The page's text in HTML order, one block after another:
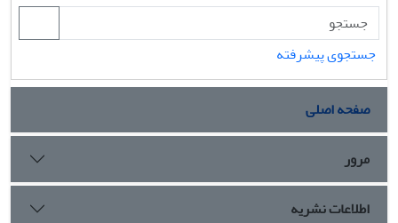
جستجوی پیشرفته
صفحه اصلی
مرور
اطلاعات نشریه